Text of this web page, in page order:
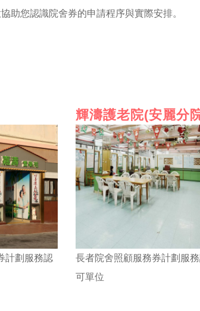
助您認識院舍券的申請程序與實際安排。
計劃服務認
輝濤護老院(安麗分
長者院舍照顧服務券計劃服
可單位